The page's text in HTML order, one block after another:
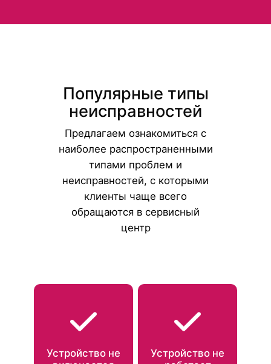
Популярные типы
неисправностей
Предлагаем ознакомиться с
наиболее распространенными
типами проблем и
неисправностей, с которыми
клиенты чаще всего
обращаются в сервисный
центр
Устройство не
Устройство не